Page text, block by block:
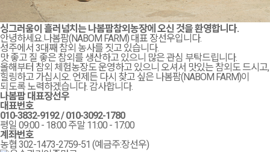
싱그러움이 흘러넘치는 나봄팜참외농장에 오신 것을 환영합니다.
안녕하세요.나봄팜(NABOM FARM) 대표 장선우입니다.
성주에서 3대째 참외 농사를 짓고 있습니다.
맛 좋고 질 좋은 참외를 생산하고 있으니 많은 관심 부탁드립니다.
올해부터 참외 체험농장도 운영하고 있으니 오셔서 맛있는 참외도 드시고,
힐링하고 가십시오. 언제든 다시 찾고 싶은 나봄팜(NABOM FARM)이
되도록 노력하겠습니다. 감사합니다.
나봄팜 대표장선우
대표번호
010-3832-9192/010-3092-1780
평일 09:00 - 18:00 주말 11:00 - 17:00
계좌번호
농협 302-1473-2759-51 (예금주:장선우)